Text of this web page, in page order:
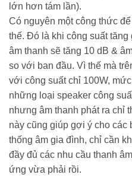
lớn hơn tám lần).
Có nguyên một công thức
thế. Đó là khi công suất
âm thanh sẽ tăng 10 dB &
so với ban đầu. Vì thế mà
với công suất chỉ 100W,
những loại speaker công
nhưng âm thanh phát ra chỉ
này cũng giúp gợi ý cho các
thống âm gia đình, chỉ cần
đầy đủ các nhu cầu thanh
ứng vừa phải rồi.